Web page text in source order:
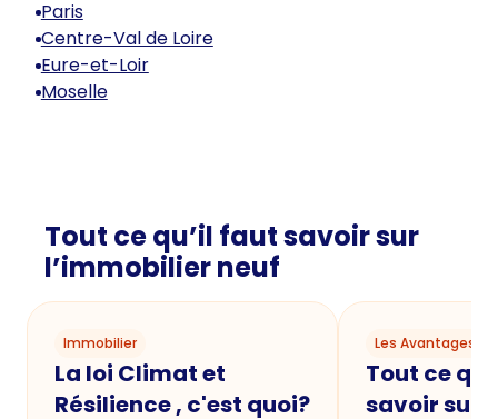
Paris
Centre-Val de Loire
Eure-et-Loir
Moselle
Tout ce qu’il faut savoir sur
l’immobilier neuf
Immobilier
La loi Climat et
Résilience , c'est quoi?
Les Avantages
Tout ce
savoir sur